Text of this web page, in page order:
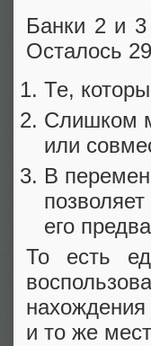
Банки 2 и 3
Осталось
Те,
Слишком
или
В
его
То есть
и то же